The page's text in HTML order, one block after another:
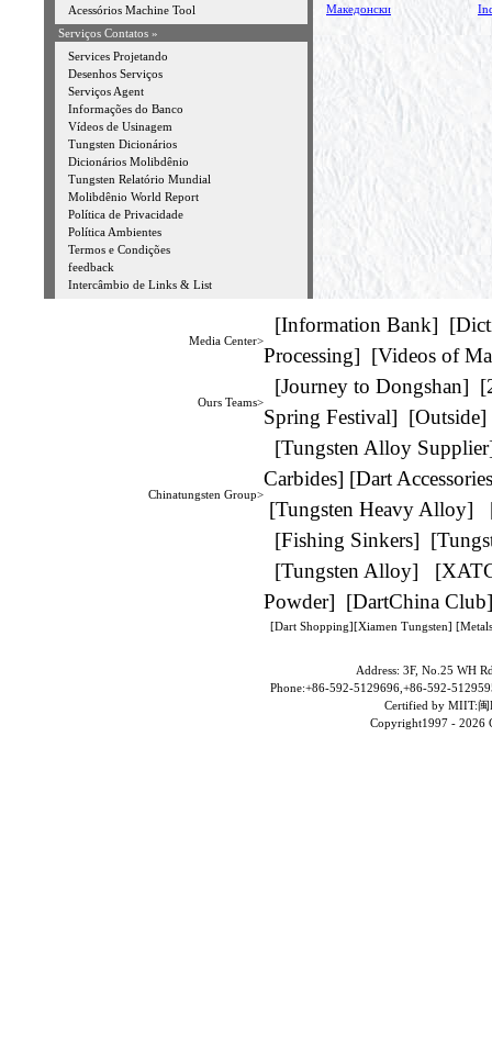
Acessórios Machine Tool
Serviços Contatos »
Services Projetando
Desenhos Serviços
Serviços Agent
Informações do Banco
Vídeos de Usinagem
Tungsten Dicionários
Dicionários Molibdênio
Tungsten Relatório Mundial
Molibdênio World Report
Política de Privacidade
Política Ambientes
Termos e Condições
feedback
Intercâmbio de Links & List
Македонски
Media Center>
[Information Bank] [
Processing] [Videos of
Ours Teams>
[Journey to Dongshan] [
Spring Festival] [Outside]
Chinatungsten Group>
[Tungsten Alloy Supplier
Carbides] [Dart
[Tungsten Heavy Alloy]
[Fishing Sinkers] [
[Tungsten Alloy] [
Powder] [DartChina Club
[Dart Shopping][Xiamen Tungsten]
Address: 3F, No.25 WH
Phone:+86-592-5129696,+86-592-
Certified by MIIT:
Copyright1997 -2026